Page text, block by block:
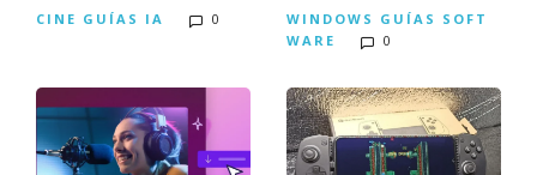
CINE GUÍAS IA 0 WINDOWS GUÍAS SOFT
WARE
0